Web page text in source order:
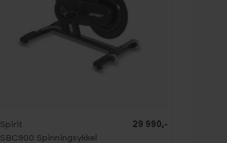
Spirit
SBC900 Spinningsykkel
29 990,-